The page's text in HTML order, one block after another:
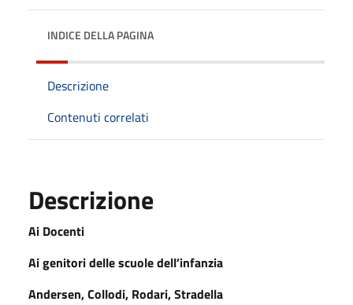
INDICE DELLA PAGINA
Descrizione
Contenuti correlati
Descrizione
Ai Docenti
Ai genitori delle scuole dell’infanzia
Andersen, Collodi, Rodari, Stradella